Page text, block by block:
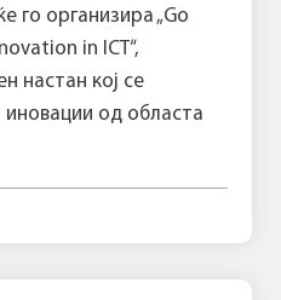
го организира „Go
in ICT“,
настан кој се
од областа